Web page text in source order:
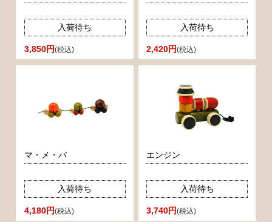
入荷待ち
3,850円(税込)
入荷待ち
2,420円(税込)
マ・メ・パ
入荷待ち
4,180円(税込)
エンジン
入荷待ち
3,740円(税込)